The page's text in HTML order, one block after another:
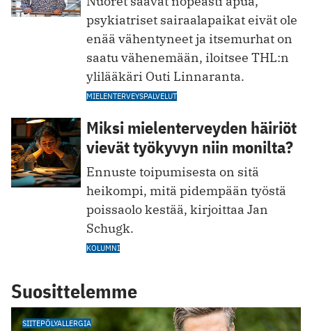
psykiatriset sairaalapaikat eivät ole
enää vähentyneet ja itsemurhat on
saatu vähenemään, iloitsee THL:n
ylilääkäri Outi Linnaranta.
MIELENTERVEYSPALVELUT
Miksi mielenterveyden häiriöt
vievät työkyvyn niin monilta?
Ennuste toipumisesta on sitä
heikompi, mitä pidempään työstä
poissaolo kestää, kirjoittaa Jan
Schugk.
KOLUMNI
Suosittelemme
SIITEPÖLYALLERGIA